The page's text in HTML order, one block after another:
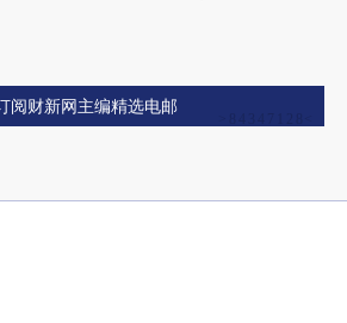
阅财新网主编精选电邮